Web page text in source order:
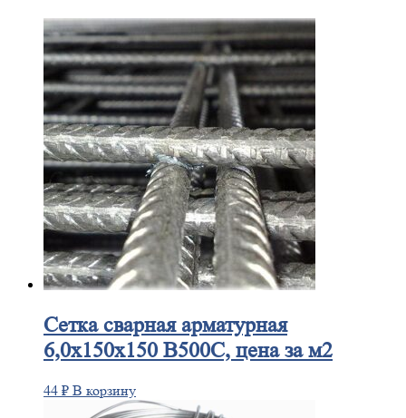
Сеткасварная арматурная
6,0х150х150 В500С, цена за м2
44 ₽ В корзину